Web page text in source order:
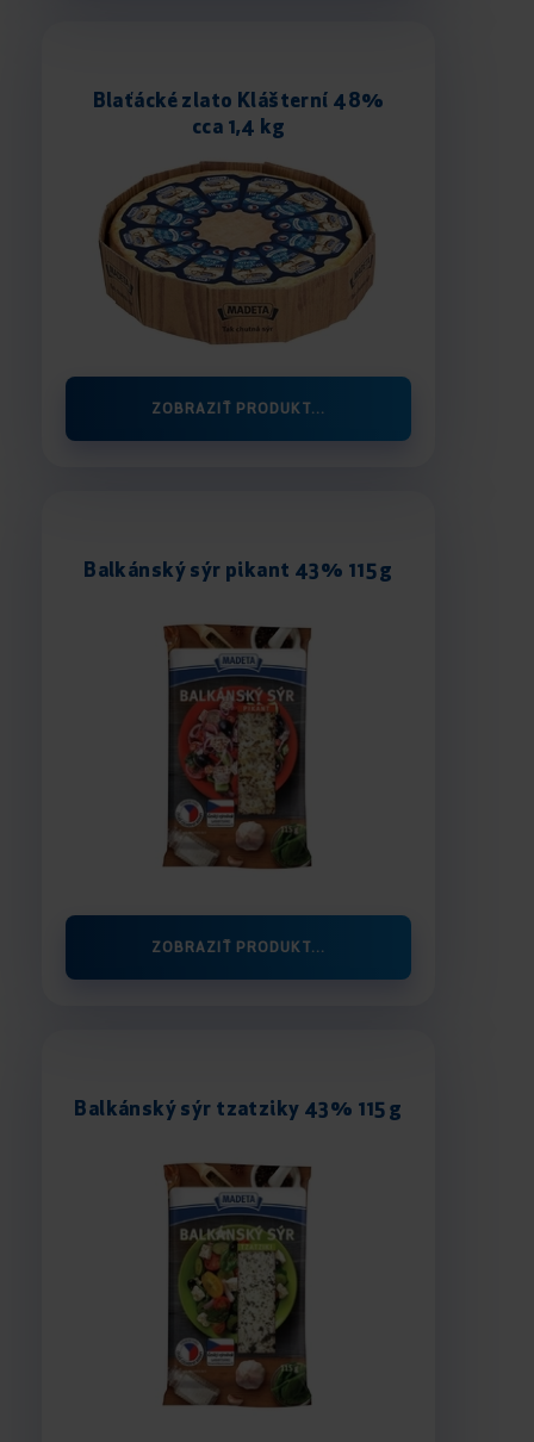
Blaťácké zlato Klášterní 48%
cca 1,4 kg
ZOBRAZIŤ PRODUKT...
Balkánský sýr pikant 43% 115 g
ZOBRAZIŤ PRODUKT...
Balkánský sýr tzatziky 43% 115 g